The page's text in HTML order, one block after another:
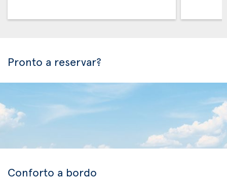
Pronto a reservar?
Conforto a bordo